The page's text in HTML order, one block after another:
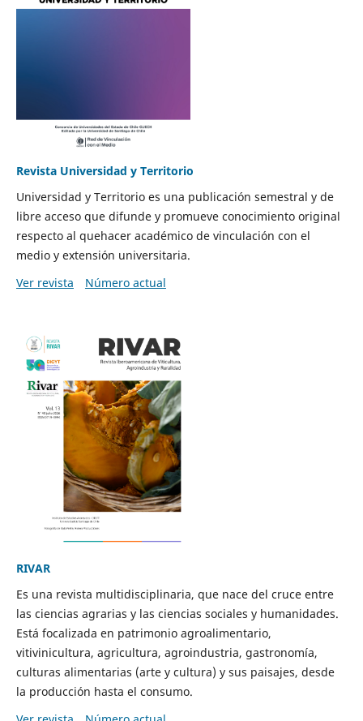
Revista Universidad y Territorio
Universidad y Territorio es una publicación semestral y de
libre acceso que difunde y promueve conocimiento original
respecto al quehacer académico de vinculación con el
medio y extensión universitaria.
Ver revista
Número actual
RIVAR
Es una revista multidisciplinaria, que nace del cruce entre
las ciencias agrarias y las ciencias sociales y humanidades.
Está focalizada en patrimonio agroalimentario,
vitivinicultura, agricultura, agroindustria, gastronomía,
culturas alimentarias (arte y cultura) y sus paisajes, desde
la producción hasta el consumo.